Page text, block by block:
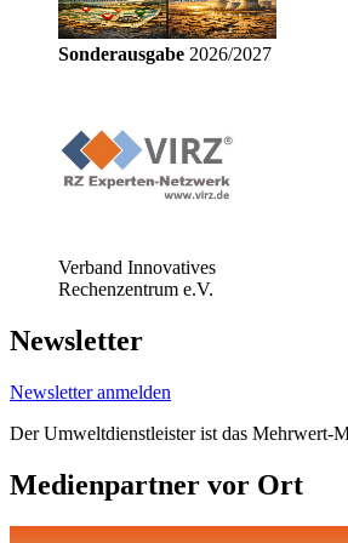
Sonderausgabe 2026/2027
Verband Innovatives
Rechenzentrum e.V.
Newsletter
Newsletter anmelden
Der Umweltdienstleister ist das Mehrwert-
Medienpartner vor Ort